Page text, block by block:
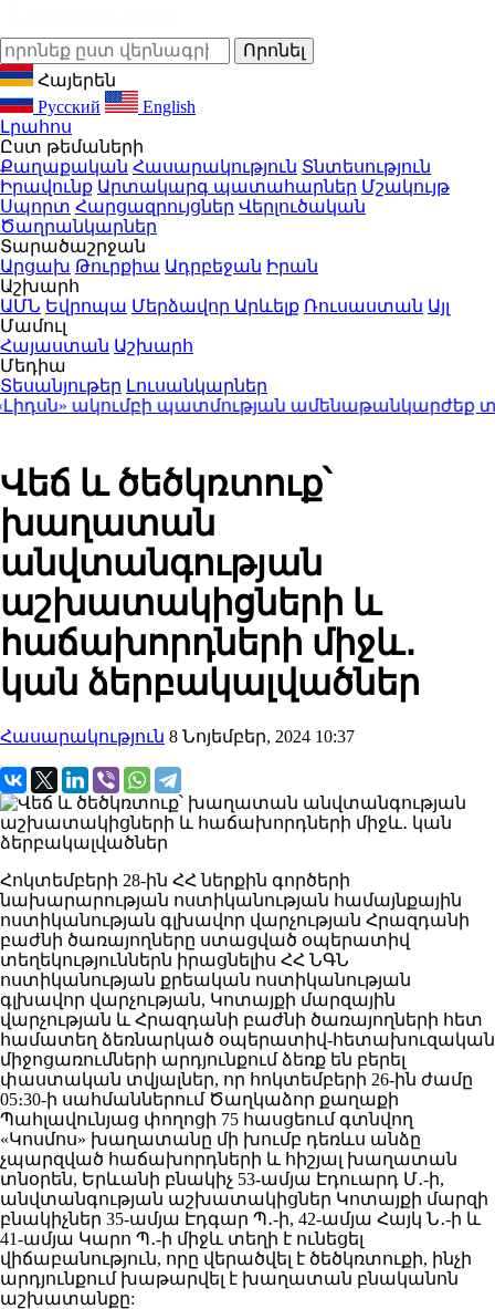
Հայերեն
Русский
English
Լրահոս
Ըստ թեմաների
Քաղաքական Հասարակություն Տնտեսություն
Իրավունք Արտակարգ պատահարներ Մշակույթ
Սպորտ Հարցազրույցներ Վերլուծական
Ծաղրանկարներ
Տարածաշրջան
Արցախ Թուրքիա Ադրբեջան Իրան
Աշխարհ
ԱՄՆ Եվրոպա Մերձավոր Արևելք Ռուսաստան Այլ
Մամուլ
Հայաստան Աշխարհ
Մեդիա
Տեսանյութեր Լուսանկարներ
ակումբի պատմության ամենաթանկարժեք
Վեճ և ծեծկռտուք՝
խաղատան
անվտանգության
աշխատակիցների և
հաճախորդների միջև․
կան ձերբակալվածներ
Հասարակություն 8 Նոյեմբեր, 2024 10:37
Հոկտեմբերի 28-ին ՀՀ ներքին գործերի
նախարարության ոստիկանության համայնքային
ոստիկանության գլխավոր վարչության Հրազդանի
բաժնի ծառայողները ստացված օպերատիվ
տեղեկություններն իրացնելիս ՀՀ ՆԳՆ
ոստիկանության քրեական ոստիկանության
գլխավոր վարչության, Կոտայքի մարզային
վարչության և Հրազդանի բաժնի ծառայողների հետ
համատեղ ձեռնարկած օպերատիվ-հետախուզական
միջոցառումների արդյունքում ձեռք են բերել
փաստական տվյալներ, որ հոկտեմբերի 26-ին ժամը
05։30-ի սահմաններում Ծաղկաձոր քաղաքի
Պահլավունյաց փողոցի 75 հասցեում գտնվող
«Կոսմոս» խաղատանը մի խումբ դեռևս անձը
չպարզված հաճախորդների և հիշյալ խաղատան
տնօրեն, Երևանի բնակիչ 53-ամյա Էդուարդ Մ․-ի,
անվտանգության աշխատակիցներ Կոտայքի մարզի
բնակիչներ 35-ամյա Էդգար Պ․-ի, 42-ամյա Հայկ Ն․-ի և
41-ամյա Կարո Պ․-ի միջև տեղի է ունեցել
վիճաբանություն, որը վերածվել է ծեծկռտուքի, ինչի
արդյունքում խաթարվել է խաղատան բնականոն
աշխատանքը: